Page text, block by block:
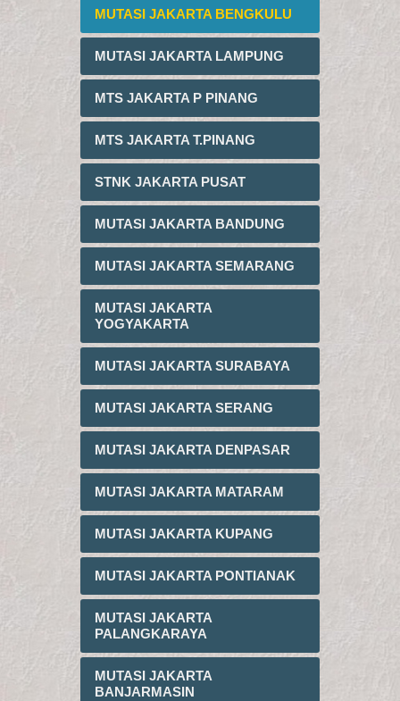
MUTASI JAKARTA BENGKULU
MUTASI JAKARTA LAMPUNG
MTS JAKARTA P PINANG
MTS JAKARTA T.PINANG
STNK JAKARTA PUSAT
MUTASI JAKARTA BANDUNG
MUTASI JAKARTA SEMARANG
MUTASI JAKARTA
YOGYAKARTA
MUTASI JAKARTA SURABAYA
MUTASI JAKARTA SERANG
MUTASI JAKARTA DENPASAR
MUTASI JAKARTA MATARAM
MUTASI JAKARTA KUPANG
MUTASI JAKARTA PONTIANAK
MUTASI JAKARTA
PALANGKARAYA
MUTASI JAKARTA
BANJARMASIN